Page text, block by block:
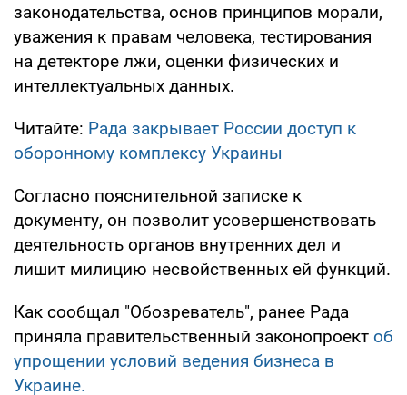
законодательства, основ принципов морали,
уважения к правам человека, тестирования
на детекторе лжи, оценки физических и
интеллектуальных данных.
Читайте: Рада закрывает России доступ к
оборонному комплексу Украины
Согласно пояснительной записке к
документу, он позволит усовершенствовать
деятельность органов внутренних дел и
лишит милицию несвойственных ей функций.
Как сообщал "Обозреватель", ранее Рада
приняла правительственный законопроект об
упрощении условий ведения бизнеса в
Украине.